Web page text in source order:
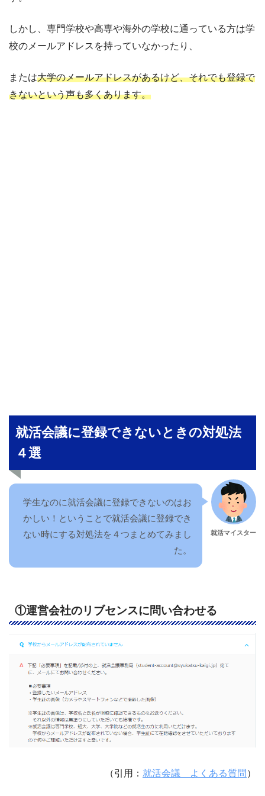
しかし、専門学校や高専や海外の学校に通っている方は学
校のメールアドレスを持っていなかったり、
または大学のメールアドレスがあるけど、それでも登録で
きないという声も多くあります。
就活会議に登録できないときの対処法
４選
就活マイスター
学生なのに就活会議に登録できないのはお
かしい！ということで就活会議に登録でき
ない時にする対処法を４つまとめてみまし
た。
①運営会社のリブセンスに問い合わせる
（引用： 就活会議 よくある質問 ）